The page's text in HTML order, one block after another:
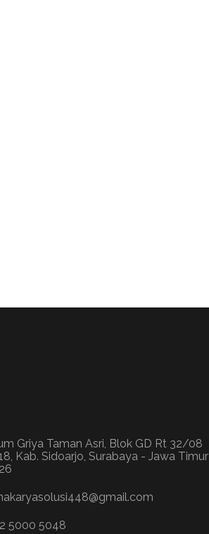
Griya Taman Asri, Blok GD Rt 32/08
Kab. Sidoarjo, Surabaya - Jawa Timur
5000 5048